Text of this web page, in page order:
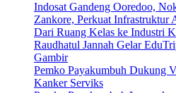
Indosat Gandeng Ooredoo,
Zankore, Perkuat Infrastruktur
Dari Ruang Kelas ke Industri
Raudhatul Jannah Gelar
Gambir
Pemko Payakumbuh Dukung
Kanker Serviks